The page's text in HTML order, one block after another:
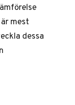
mest
dessa